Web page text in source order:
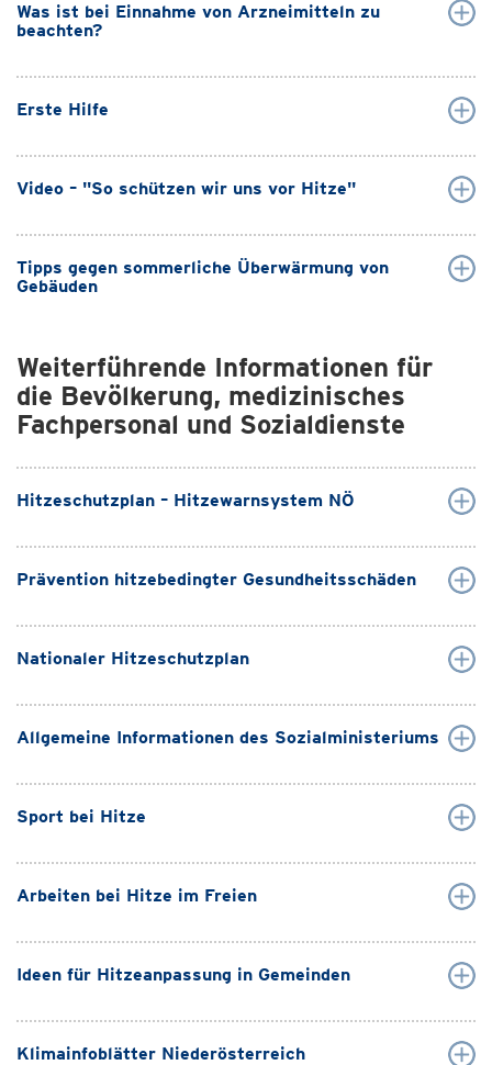
Was ist bei Einnahme von Arzneimitteln zu
beachten?
Erste Hilfe
Video – "So schützen wir uns vor Hitze"
Tipps gegen sommerliche Überwärmung von
Gebäuden
Weiterführende Informationen für
die Bevölkerung, medizinisches
Fachpersonal und Sozialdienste
Hitzeschutzplan – Hitzewarnsystem NÖ
Prävention hitzebedingter Gesundheitsschäden
Nationaler Hitzeschutzplan
Allgemeine Informationen des Sozialministeriums
Sport bei Hitze
Arbeiten bei Hitze im Freien
Ideen für Hitzeanpassung in Gemeinden
Klimainfoblätter Niederösterreich